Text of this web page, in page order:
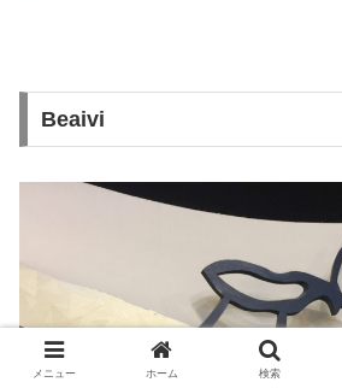
Beaivi
メニュー ホーム 検索